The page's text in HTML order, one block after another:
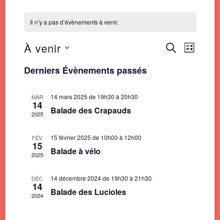
Il n’y a pas d’évènements à venir.
Recherche
RECHERCHE
LISTE
À venir
une
Derniers Évènements passés
MAR
14
2025
14 mars 2025 de 19h30 à 20h30
Balade des Crapauds
FÉV
15
2025
15 février 2025 de 10h00 à 12h00
Balade à vélo
DÉC
14
2024
14 décembre 2024 de 19h30 à 21h30
Balade des Lucioles